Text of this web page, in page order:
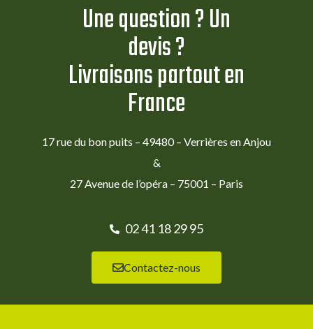
Une question ? Un
devis ?
Livraisons partout en
France
17 rue du bon puits – 49480 – Verrières en Anjou
&
27 Avenue de l’opéra – 75001 – Paris
02 41 18 29 95
Contactez-nous